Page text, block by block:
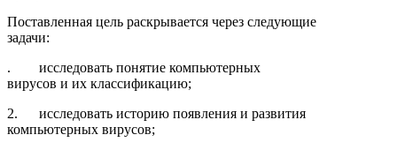
Поставленная цель раскрывается через следующие
задачи:
. исследовать понятие компьютерных
вирусов и их классификацию;
2. исследовать историю появления и развития
компьютерных вирусов;